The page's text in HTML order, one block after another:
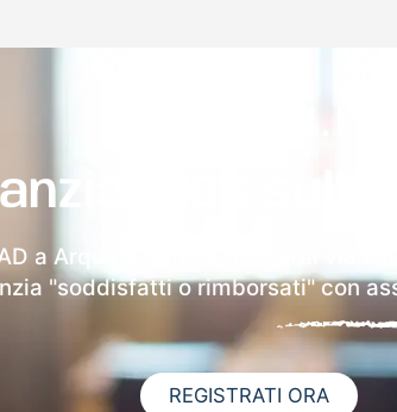
100% sulla
a Arquata Scrivia riceverai via
"soddisfatti o rimborsati" con
REGISTRATI ORA